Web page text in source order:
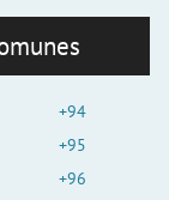
+94
+95
+96